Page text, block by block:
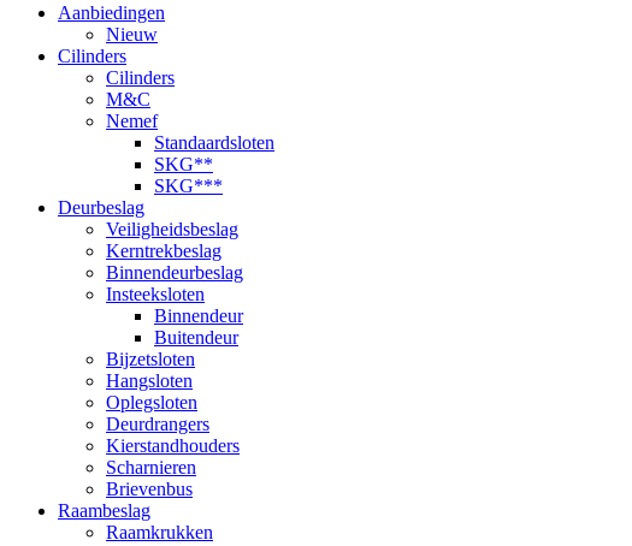
Aanbiedingen
Nieuw
Cilinders
Cilinders
M&C
Nemef
Standaardsloten
SKG**
SKG***
Deurbeslag
Veiligheidsbeslag
Kerntrekbeslag
Binnendeurbeslag
Insteeksloten
Binnendeur
Buitendeur
Bijzetsloten
Hangsloten
Oplegsloten
Deurdrangers
Kierstandhouders
Scharnieren
Brievenbus
Raambeslag
Raamkrukken